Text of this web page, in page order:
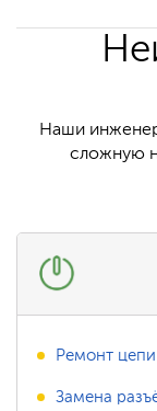
Наши
сложную
Ремонт
Замена